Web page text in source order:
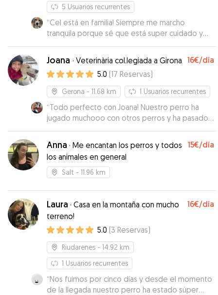
5 Usuarios recurrentes
“Cel está en familia! Siempre me marcho
tranquila porque sé que está super cuidado y
mimado también. Laura es excepcional.”
Joana · Veterinària col.legiada a Girona 16€/día
5.0 (17 Reservas)
Gerona - 11.68 km 1 Usuarios recurrentes
“Todo perfecto con Joana! Nuestro perro ha
jugado muchooo con otros perros y ha pasado
un rato genial. In total confianza con Joana. No
dudaremos de dejarlo de nuevo con ella.
Gracias!”
Anna · Me encantan los perros y todos
los animales en general
15€/día
Salt - 11.96 km
Laura · Casa en la montaña con mucho
terreno!
16€/día
5.0 (3 Reservas)
Riudarenes - 14.92 km
1 Usuarios recurrentes
“Nos fuimos por cinco días y desde el momento
de la llegada nuestro perro ha estado súper